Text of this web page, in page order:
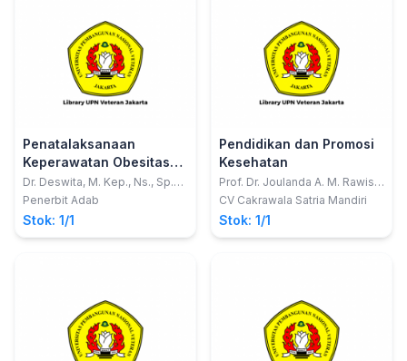
Penatalaksanaan
Keperawatan Obesitas
Pada Remaja
Dr. Deswita, M. Kep., Ns., Sp.
Kep. An.
Penerbit Adab
Stok: 1/1
Pendidikan dan Promosi
Kesehatan
Prof. Dr. Joulanda A. M. Rawis,
M.Pd.; Selvie Serly Rumagit,
Ponamon, BSN., MSN., RN.
CV Cakrawala Satria Mandiri
Stok: 1/1